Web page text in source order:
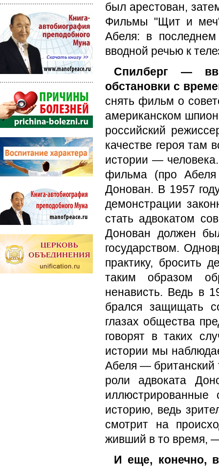
был арестован,
Фильмы "Щит и
Абеля: в
вводной речью к
Спилберг —
обстановки с
снять фильм о
американском
российский
качестве героя там
истории —
фильма (про Абеля
Донован. В 1957
демонстрации
стать адвокатом
Донован должен
государством.
практику, бросить
таким образом
ненависть. Ведь в
брался защищать
глазах общества
говорят в таких
истории мы
Абеля — британский
роли адвоката
историю, ведь
смотрит на
живший в то время,
И еще, конечно,